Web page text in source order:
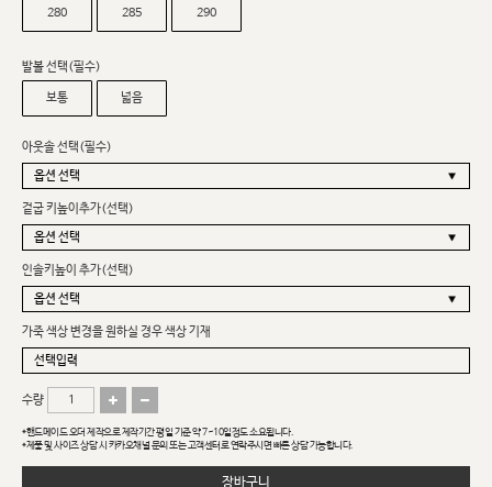
280 285 290
발볼 선택(필수)
보통 넓음
아웃솔 선택(필수)
겉굽 키높이추가(선택)
인솔키높이 추가(선택)
가죽 색상 변경을 원하실 경우 색상 기재
수량
*핸드메이드 오더 제작으로 제작기간 평일 기준 약 7~10일정도 소요됩니다.
*제품 및 사이즈 상담 시 카카오채널 문의 또는 고객센터로 연락주시면 빠른 상담 가능합니다.
장바구니